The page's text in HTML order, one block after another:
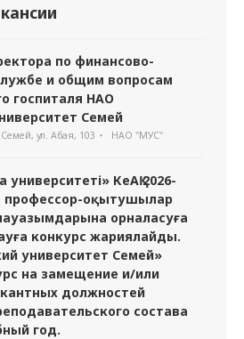
по финансово-
и общим вопросам
госпиталя НАО
Семей
ул. Абая, 103 НАО "МУС"
КеАҚ 2026-
профессор-оқытушылар
орналасуға
конкурс жариялайды.
университет Семей»
на замещение и/или
должностей
состава
год.